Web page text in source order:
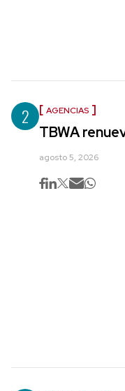
2 AGENCIAS
TBWA
agosto 5, 2026